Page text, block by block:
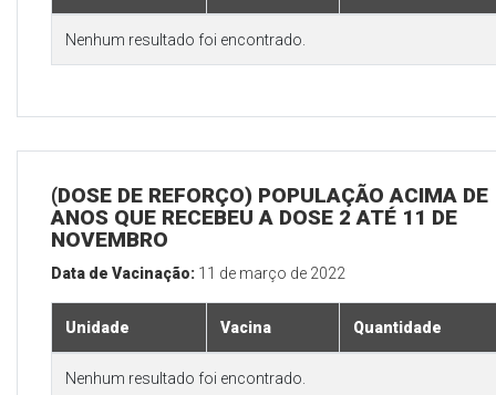
Nenhum resultado foi encontrado.
(DOSE DE REFORÇO) POPULAÇÃO ACIMA DE
ANOS QUE RECEBEU A DOSE 2 ATÉ 11 DE
NOVEMBRO
Data de Vacinação: 11 de março de 2022
Unidade Vacina Quantidade
Nenhum resultado foi encontrado.